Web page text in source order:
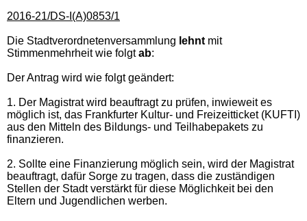
2016-21/DS-I(A)0853/1
Die Stadtverordnetenversammlung lehnt mit
Stimmenmehrheit wie folgtab:
Der Antrag wird wie folgt geändert:
1. Der Magistrat wird beauftragt zu prüfen, inwieweit es
möglich ist, das Frankfurter Kultur- und Freizeitticket (KUFTI)
aus den Mitteln des Bildungs- und Teilhabepakets zu
finanzieren.
2. Sollte eine Finanzierung möglich sein, wird der Magistrat
beauftragt, dafür Sorge zu tragen, dass die zuständigen
Stellen der Stadt verstärkt für diese Möglichkeit bei den
Eltern und Jugendlichen werben.